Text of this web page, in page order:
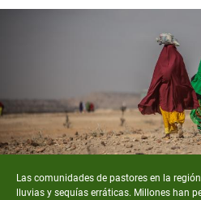
ayuda
navegación
Las comunidades de pastores en la
lluvias y sequías erráticas. Millones han